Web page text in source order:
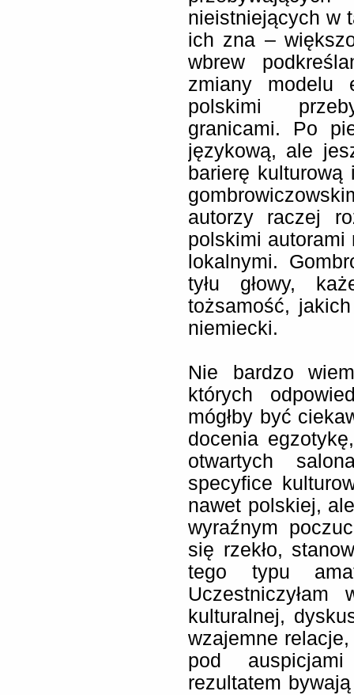
nieistniejących w
ich zna –
wbrew
zmiany modelu
polskimi
granicami. Po
językową, ale
barierę
autorzy raczej
polskimi
lokalnymi.
tyłu głowy,
tożsamość,
niemiecki.
Nie bardzo
których
mógłby być
docenia
otwartych
specyfice
nawet polskiej,
wyraźnym
się rzekło,
tego typu
kulturalnej,
wzajemne
pod
rezultatem